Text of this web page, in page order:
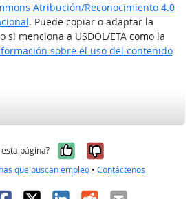
Atribución/Reconocimiento 4.0
. Puede copiar o adaptar la
menciona a USDOL/ETA como la
sobre el uso del contenido
página? Sí, fue útil
No, no fue
que buscan empleo • Contáctenos